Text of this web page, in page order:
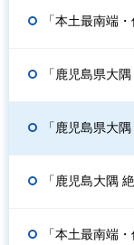
「本土最南端
「鹿児島県大
「鹿児島県大
「鹿児島大隅
「本土最南端